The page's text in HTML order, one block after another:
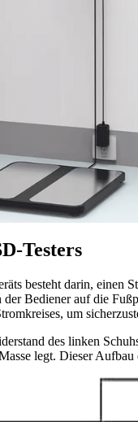
Testers
besteht darin, einen
Bediener auf die
um
des linken
legt. Dieser